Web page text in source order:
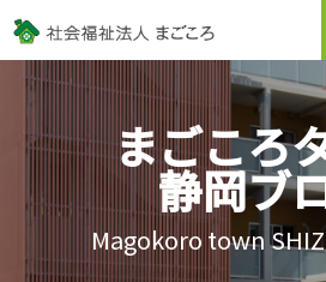
まごころ
静岡ブ
Magokoro town